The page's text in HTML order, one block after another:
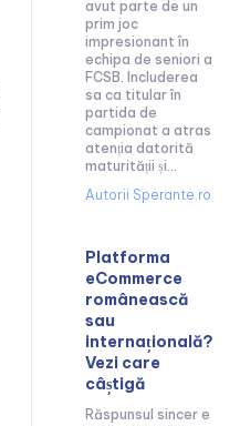
avut parte de un
prim joc
impresionant în
echipa de seniori a
FCSB. Includerea
sa ca titular în
partida de
campionat a atras
atenția datorită
maturității și...
Autorii Sperante.ro
Platforma
eCommerce
românească
sau
internațională?
Vezi care
câștigă
Răspunsul sincer e